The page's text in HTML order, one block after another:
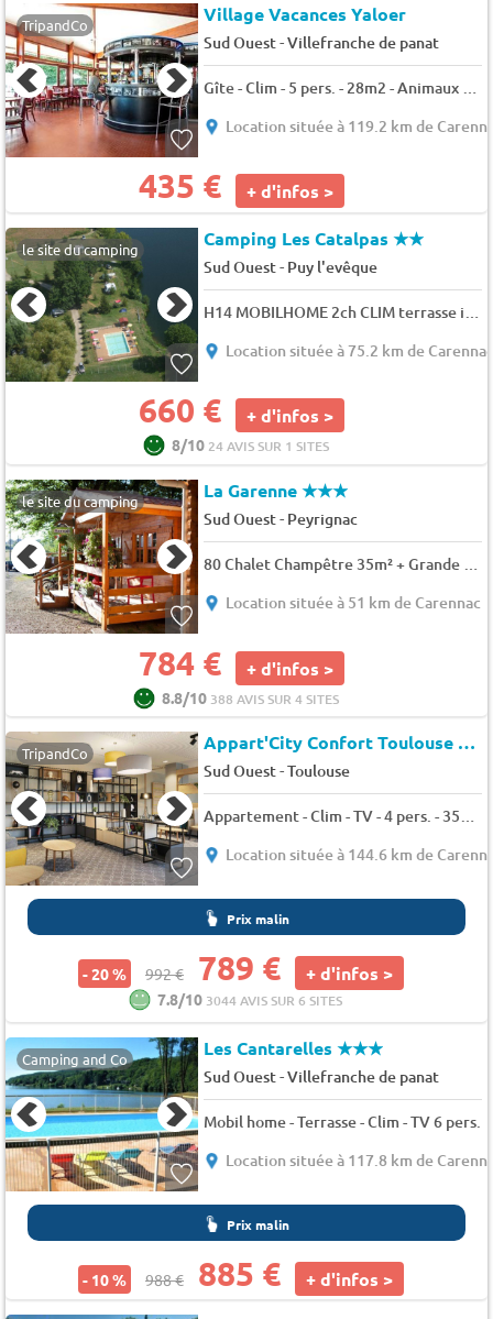
TripandCo Village Vacances Yaloer
Sud Ouest-Villefranche de panat
Location située à 119.2 km de
435 € + d'infos >
le site du camping Camping Les Catalpas★★
Sud Ouest- Puy l'evêque
H14 MOBILHOME 2ch CLIM terrasse intégree 4 pers.
Location située à 75.2 km de
660 € + d'infos >
8/10 24 AVIS SUR 1 SITES
le site du camping La Garenne★★★
Sud Ouest- Peyrignac
80 Chalet Champêtre 35m² + Grande Terrasse couverte +Télévision + Lave vaisselle 5 pers.
Location située à 51 km de Carennac
784 € + d'infos >
8.8/10 388 AVIS SUR 4 SITES
TripandCo Appart'City Confort Toulouse Aéroport Blagnac (Ex Park&Suites)
Sud Ouest-Toulouse
Appartement - Clim - TV - 4 pers. - 35m2 - Animaux admis
Location située à 144.6 km de
Prix malin
- 20 % 992 € 789 € + d'infos >
7.8/10 3044 AVIS SUR 6 SITES
Camping and Co Les Cantarelles★★★
Sud Ouest-Villefranche de panat
Mobil home - Terrasse - Clim - TV 6 pers.
Location située à 117.8 km de
Prix malin
- 10 % 988 € 885 € + d'infos >